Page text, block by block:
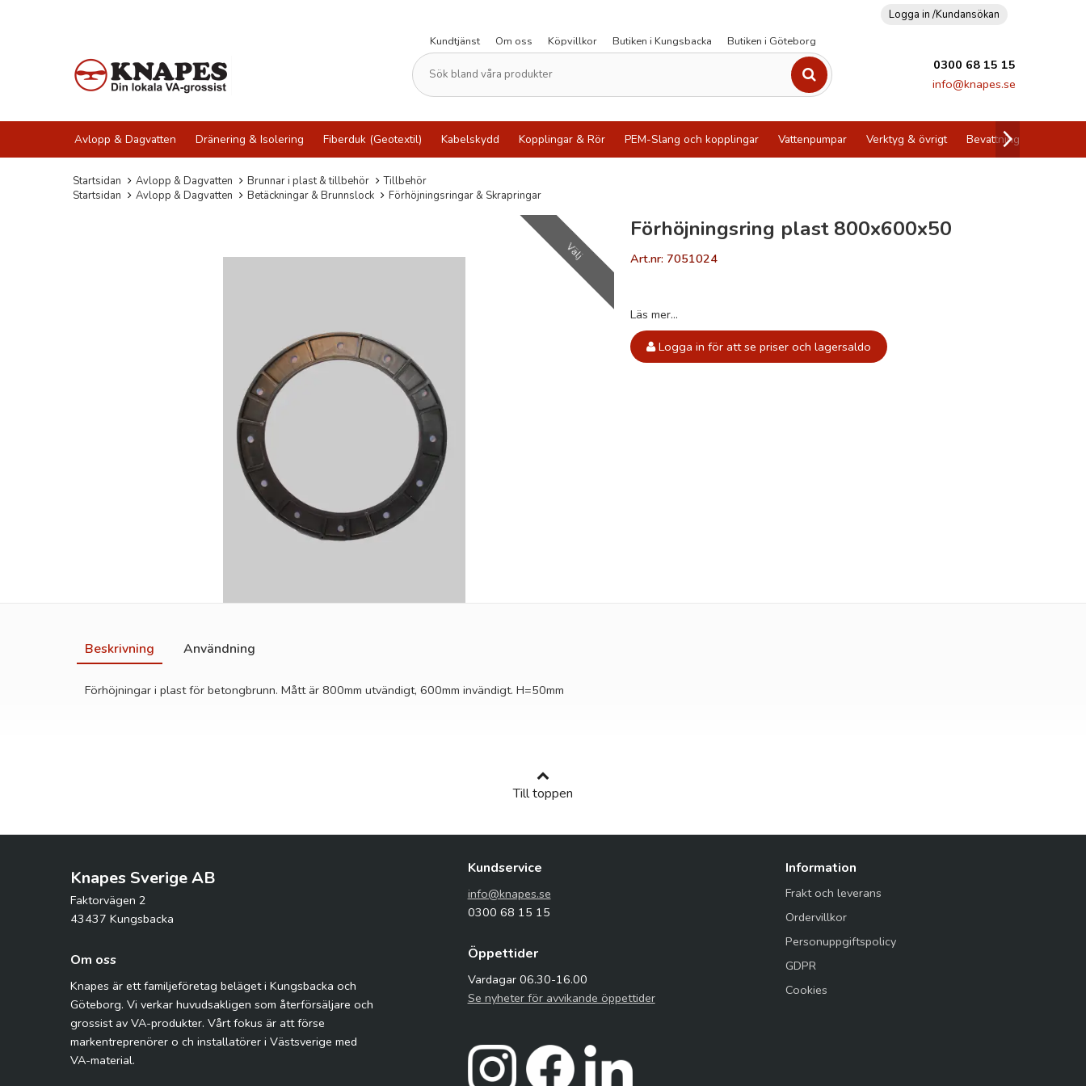
Logga in /Kundansökan
Kundtjänst
Om oss Köpvillkor Butiken i Kungsbacka Butiken i Göteborg
0300 68 15 15
info@knapes.se
Avlopp & Dagvatten Dränering & Isolering Fiberduk (Geotextil) Kabelskydd Kopplingar & Rör PEM-Slang och kopplingar Vattenpumpar Verktyg & övrigt Bevattning
Startsidan Avlopp & Dagvatten Brunnar i plast & tillbehör
Tillbehör
Startsidan
Avlopp & Dagvatten Betäckningar & Brunnslock Förhöjningsringar & Skrapringar
Välj
Förhöjningsring plast 800x600x50
Art.nr: 7051024
Läs mer...
Logga in för att se priser och lagersaldo
Beskrivning Användning
Förhöjningar i plast för betongbrunn. Mått är 800mm utvändigt, 600mm invändigt. H=50mm
Till toppen
Knapes Sverige AB
Faktorvägen 2
43437 Kungsbacka
Om oss
Knapes är ett familjeföretag beläget i Kungsbacka och
Göteborg. Vi verkar huvudsakligen som återförsäljare och
grossist av VA-produkter. Vårt fokus är att förse
markentreprenörer o ch installatörer i Västsverige med
VA-material.
Kundservice
info@knapes.se
0300 68 15 15
Öppettider
Vardagar 06.30-16.00
Se nyheter för avvikande öppettider
Information
Frakt och leverans
Ordervillkor
Personuppgiftspolicy
GDPR
Cookies